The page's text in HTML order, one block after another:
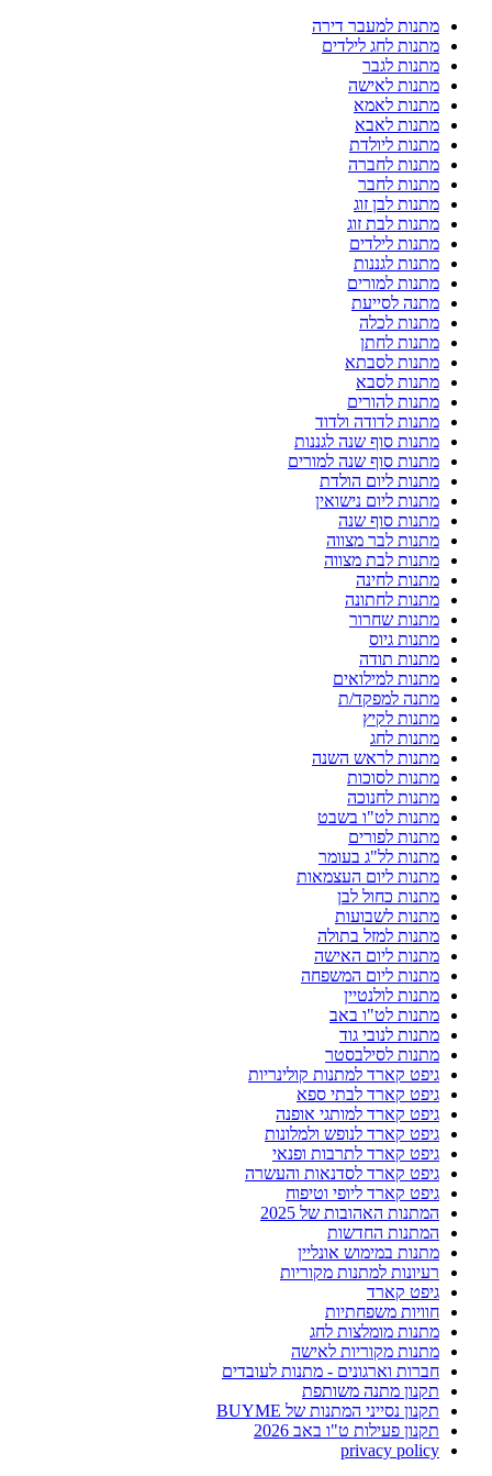
מתנות למעבר דירה
מתנות לחג לילדים
מתנות לגבר
מתנות לאישה
מתנות לאמא
מתנות לאבא
מתנות ליולדת
מתנות לחברה
מתנות לחבר
מתנות לבן זוג
מתנות לבת זוג
מתנות לילדים
מתנות לגננות
מתנות למורים
מתנה לסייעת
מתנות לכלה
מתנות לחתן
מתנות לסבתא
מתנות לסבא
מתנות להורים
מתנות לדודה ולדוד
מתנות סוף שנה לגננות
מתנות סוף שנה למורים
מתנות ליום הולדת
מתנות ליום נישואין
מתנות סוף שנה
מתנות לבר מצווה
מתנות לבת מצווה
מתנות לחינה
מתנות לחתונה
מתנות שחרור
מתנות גיוס
מתנות תודה
מתנות למילואים
מתנה למפקד/ת
מתנות לקיץ
מתנות לחג
מתנות לראש השנה
מתנות לסוכות
מתנות לחנוכה
מתנות לט"ו בשבט
מתנות לפורים
מתנות לל"ג בעומר
מתנות ליום העצמאות
מתנות כחול לבן
מתנות לשבועות
מתנות למזל בתולה
מתנות ליום האישה
מתנות ליום המשפחה
מתנות לולנטיין
מתנות לט"ו באב
מתנות לנובי גוד
מתנות לסילבסטר
גיפט קארד למתנות קולינריות
גיפט קארד לבתי ספא
גיפט קארד למותגי אופנה
גיפט קארד לנופש ולמלונות
גיפט קארד לתרבות ופנאי
גיפט קארד לסדנאות והעשרה
גיפט קארד ליופי וטיפוח
המתנות האהובות של 2025
המתנות החדשות
מתנות במימוש אונליין
רעיונות למתנות מקוריות
גיפט קארד
חוויות משפחתיות
מתנות מומלצות לחג
מתנות מקוריות לאישה
חברות וארגונים - מתנות לעובדים
תקנון מתנה משותפת
תקנון נסייני המתנות של BUYME
תקנון פעילות ט"ו באב 2026
privacy policy